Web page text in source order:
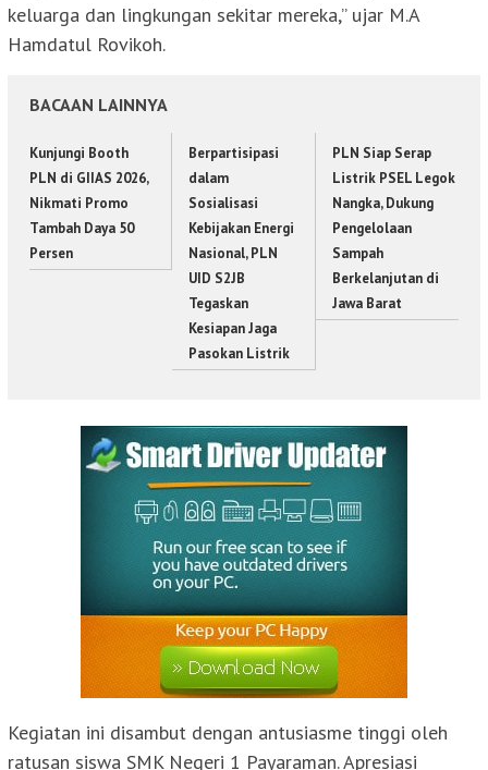
keluarga dan lingkungan sekitar mereka,” ujar M.A
Hamdatul Rovikoh.
BACAAN LAINNYA
Kunjungi Booth
PLN di GIIAS 2026,
Nikmati Promo
Tambah Daya 50
Persen
Berpartisipasi
dalam
Sosialisasi
Kebijakan Energi
Nasional, PLN
UID S2JB
Tegaskan
Kesiapan Jaga
Pasokan Listrik
PLN Siap Serap
Listrik PSEL Legok
Nangka, Dukung
Pengelolaan
Sampah
Berkelanjutan di
Jawa Barat
Kegiatan ini disambut dengan antusiasme tinggi oleh
ratusan siswa SMK Negeri 1 Payaraman. Apresiasi